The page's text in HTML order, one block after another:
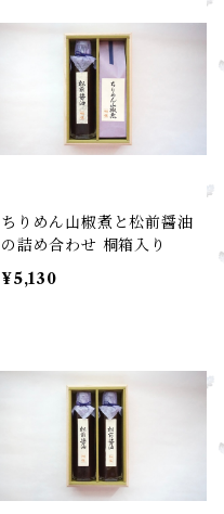
ちりめん山椒煮と松前醤油
の詰め合わせ 桐箱入り
¥5,130